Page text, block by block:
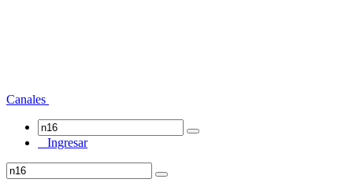
Canales
Ingresar